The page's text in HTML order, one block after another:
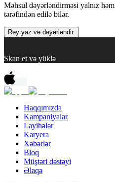
Məhsul dəyərləndirməsi yalnız
tərəfindən edilə bilər.
Rəy yaz və dəyərləndir.
Skan et və yüklə
Haqqımızda
Kampaniyalar
Layihələr
Karyera
Xəbərlər
Bloq
Müştəri dəstəyi
Əlaqə